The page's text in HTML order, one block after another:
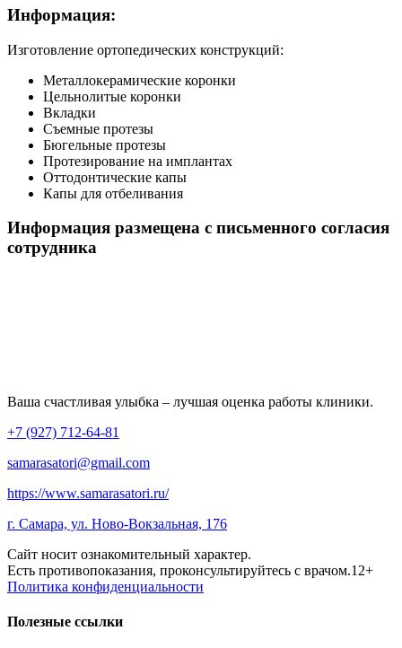
Информация:
Изготовление ортопедических конструкций:
Металлокерамические коронки
Цельнолитые коронки
Вкладки
Съемные протезы
Бюгельные протезы
Протезирование на имплантах
Оттодонтические капы
Капы для отбеливания
Информация размещена с письменного согласия
сотрудника
Ваша счастливая улыбка – лучшая оценка работы клиники.
+7 (927) 712-64-81
samarasatori@gmail.com
https://www.samarasatori.ru/
г. Самара, ул. Ново-Вокзальная, 176
Сайт носит ознакомительный характер.
Есть противопоказания, проконсультируйтесь с врачом.12+
Политика конфиденциальности
Полезные ссылки